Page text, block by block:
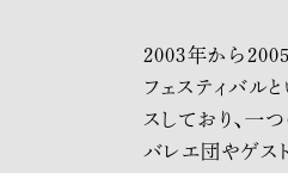
2003年から
フェスティバル
スしており、一
バレエ団やゲス